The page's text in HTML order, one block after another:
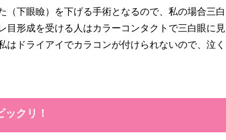
下眼瞼）を下げる手術となるので、私の場合三白
目形成を受ける人はカラーコンタクトで三白眼に見
はドライアイでカラコンが付けられないので、泣く
クリ！